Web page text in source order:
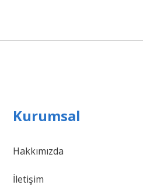
Kurumsal
Hakkımızda
İletişim